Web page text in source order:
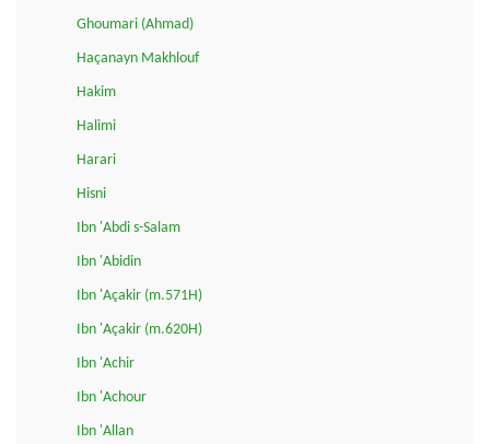
Ghoumari (Ahmad)
Haçanayn Makhlouf
Hakim
Halimi
Harari
Hisni
Ibn 'Abdi s-Salam
Ibn 'Abidin
Ibn 'Açakir (m.571H)
Ibn 'Açakir (m.620H)
Ibn 'Achir
Ibn 'Achour
Ibn 'Allan